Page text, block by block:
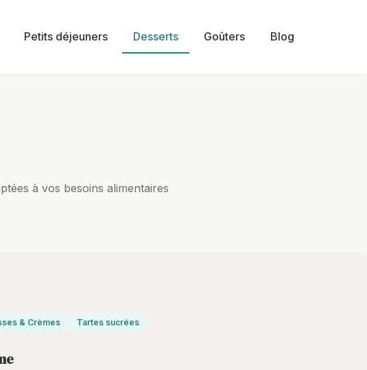
Petits déjeuners Desserts Goûters Blog
à vos besoins alimentaires
& Crèmes Tartes sucrées